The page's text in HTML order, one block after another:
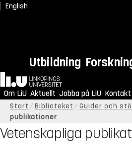
English
Utbildning
Hem
Om LiU Aktuellt Jobba på LiU Kontakt
Start Biblioteket Guider och
publikationer
Vetenskapliga